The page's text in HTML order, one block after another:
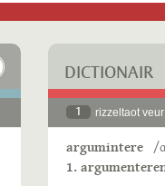
DICTIONAIR
1 rizzeltaot
argumintere /
1.